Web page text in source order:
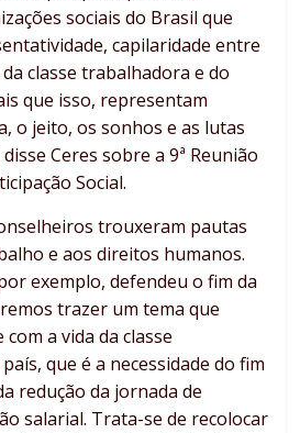
sociais do Brasil que
capilaridade entre
classe trabalhadora e do
que isso, representam
o jeito, os sonhos e as lutas
Ceres sobre a 9ª Reunião
Social.
trouxeram pautas
e aos direitos humanos.
exemplo, defendeu o fim da
trazer um tema que
a vida da classe
que é a necessidade do fim
redução da jornada de
salarial. Trata-se de recolocar